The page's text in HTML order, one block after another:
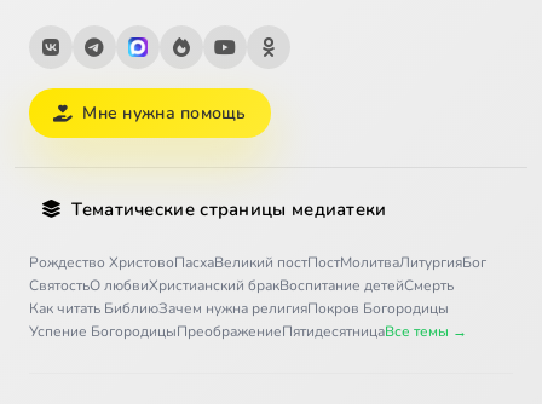
Мне нужна помощь
Тематические страницы медиатеки
Рождество ХристовоПасхаВеликий постПостМолитваЛитургияБог
СвятостьО любвиХристианский бракВоспитание детейСмерть
Как читать БиблиюЗачем нужна религияПокров Богородицы
Успение БогородицыПреображениеПятидесятницаВсе темы →